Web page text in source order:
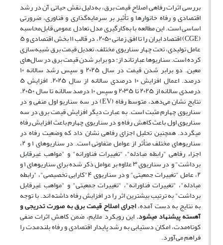
بررسی اثرات رفاهی اصلاح قیمت برق، به‌دلیل نقش حیاتی آن در رشد
اقتصادی و رفاه خانوارها و تأثیر بر سرمایه‌گذاری و فناوری، ضرورتی
اساسی است. این مطالعه با به‌کارگیری مدل تعادل عمومی قابل‌محاسبه
(
CGE ) اقتصاد ایران را تا افق زمانی ۲۰۵۰، در قالب ۱۱ بخش اقتصادی و ۵
عامل تولیدی، تحت چهار سناریوی مختلف، تعدیل قیمت برق شبیه‌سازی
کرده است. سناریوها عبارت­اند از: دو برابر شدن قیمت برق در سال‌های
معین. دو برابر شدن قیمت در سال ۲۰۲۵ و سپس رشد سالانه ۱۰
درصد. اعمال افزایش ۱۰ درصدی سالانه از سال ۲۰۲۵. افزایش ۵
درصدی سالانه از ۲۰۲۵ تا ۲۰۳۵ و سپس ۱۰ درصد سالانه تا سال ۲۰۵۰.
نتایج نشان می‌دهد،متوسط رفاه (EV) در سه سناریو اول منفی و در
سناریوی چهارم مثبت است. به عبارت دیگر افزایش قیمت برق در سه
سناریوی اول باعث کاهش رفاه و در سناریوی چهارم باعث افزایش رفاه
می­گردد.همچنینتحلیل اجزای رفاهی نشان داد که وضعیت رفاه در
سناریوهای مختلف متأثر از عوامل متفاوتی است. در سناریوهای۱و ۲،
اجزاء رفاهی "رابطه مبادله"، "تغییرات فناورانه" و "مواهب غیرقابل
برداشت"ودر سناریوی۳علاوه بر عوامل ذکر شده برای سناریوهای۱و
۲، عامل "تغییرات جمعیتی" و در سناریوی۴"کارایی تخصیصی"، "رابطه
مبادله"، "تغییرات فناورانه"، "تغییرات جمعیتی" و "مواهب غیرقابل
برداشت"به ترتیب بیشترین اثر را در افزایش رفاه داشته اند.با توجه
به نتایج به دست آمده،اجرای اصلاح قیمت برق به صورت تدریجی و
آهسته پیشنهاد می­شود.این رویکرد ملایم، ضمن کاهش اثرات منفی
کوتاه‌مدت، امکان دستیابی به رشد پایدار اقتصادی و رفاه بلندمدت را
فراهم می‌آورد.